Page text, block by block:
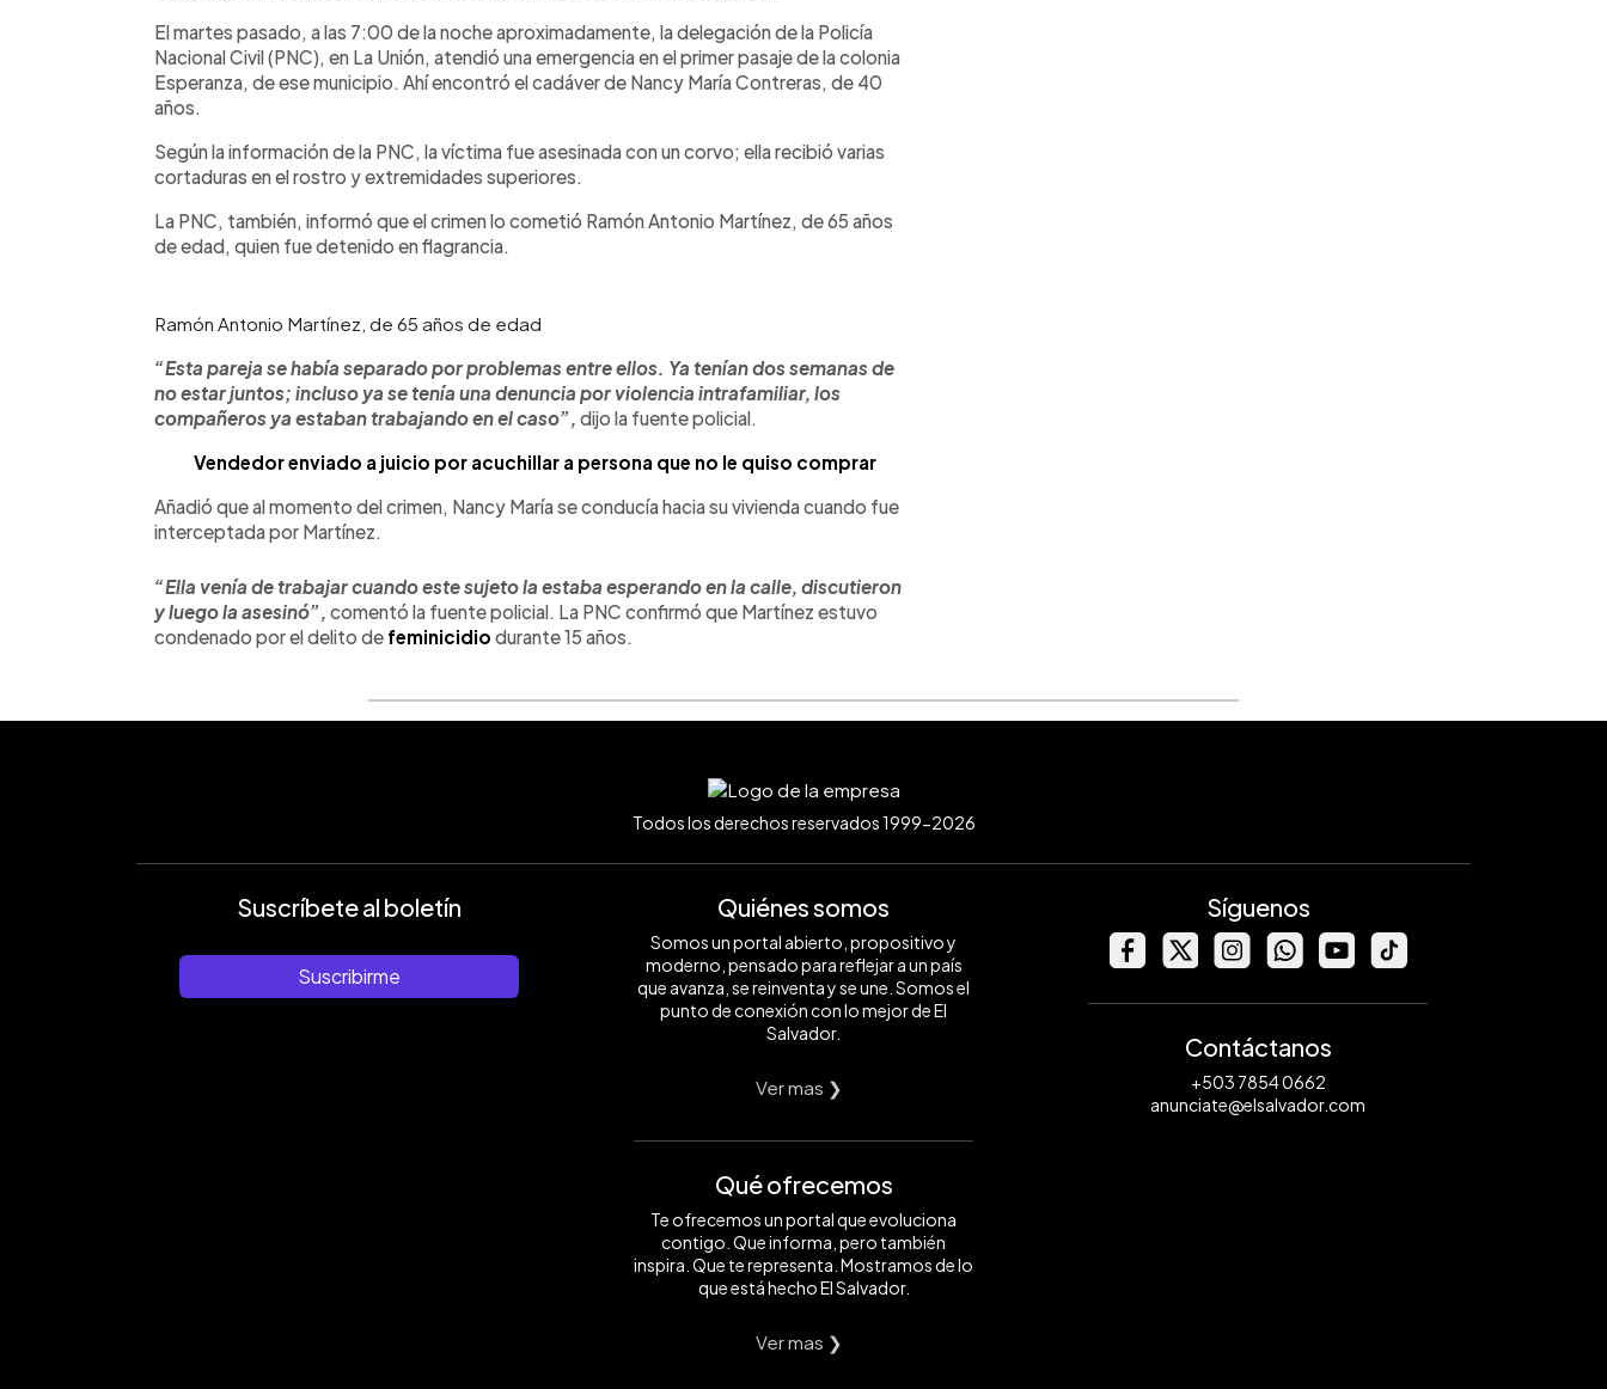
El martes pasado, a las 7:00 de la noche aproximadamente, la delegación de la Policía
Nacional Civil (PNC), en La Unión, atendió una emergencia en el primer pasaje de la colonia
Esperanza, de ese municipio. Ahí encontró el cadáver de Nancy María Contreras, de 40
años.
Según la información de la PNC, la víctima fue asesinada con un corvo; ella recibió varias
cortaduras en el rostro y extremidades superiores.
La PNC, también, informó que el crimen lo cometió Ramón Antonio Martínez, de 65 años
de edad, quien fue detenido en flagrancia.
Ramón Antonio Martínez, de 65 años de edad
“Esta pareja se había separado por problemas entre ellos. Ya tenían dos semanas de
no estar juntos; incluso ya se tenía una denuncia por violencia intrafamiliar, los
compañeros ya estaban trabajando en el caso”, dijo la fuente policial.
Vendedor enviado a juicio por acuchillar a persona que no le quiso comprar
Añadió que al momento del crimen, Nancy María se conducía hacia su vivienda cuando fue
interceptada por Martínez.
“Ella venía de trabajar cuando este sujeto la estaba esperando en la calle, discutieron
y luego la asesinó”, comentó la fuente policial. La PNC confirmó que Martínez estuvo
condenado por el delito de feminicidio durante 15 años.
Todos los derechos reservados 1999-2026
Suscríbete al boletín
Suscribirme
Quiénes somos
Somos un portal abierto, propositivo y
moderno, pensado para reflejar a un país
que avanza, se reinventa y se une. Somos el
punto de conexión con lo mejor de El
Salvador.
Ver mas ❯
Qué ofrecemos
Te ofrecemos un portal que evoluciona
contigo. Que informa, pero también
inspira. Que te representa. Mostramos de lo
que está hecho El Salvador.
Ver mas ❯
Síguenos
Contáctanos
+503 7854 0662
anunciate@elsalvador.com